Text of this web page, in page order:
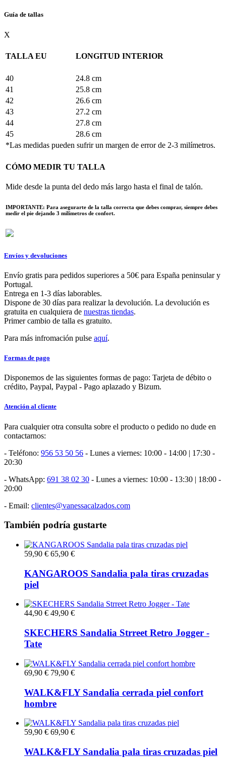
Guía de tallas
X
TALLA EU LONGITUD INTERIOR
40
24.8 cm
41
25.8 cm
42
26.6 cm
43
27.2 cm
44
27.8 cm
45
28.6 cm
*Las medidas pueden sufrir un margen de error de 2-3 milímetros.
CÓMO MEDIR TU TALLA
Mide desde la punta del dedo más largo hasta el final de talón.
IMPORTANTE: Para asegurarte de la talla correcta que debes comprar, siempre debes
medir el pie dejando 3 milímetros de confort.
Envíos y devoluciones
Envío gratis para pedidos superiores a 50€ para España peninsular y
Portugal.
Entrega en 1-3 días laborables.
Dispone de 30 días para realizar la devolución. La devolución es
gratuita en cualquiera de nuestras tiendas.
Primer cambio de talla es gratuito.
Para más infromación pulse aquí.
Formas de pago
Disponemos de las siguientes formas de pago: Tarjeta de débito o
crédito, Paypal, Paypal - Pago aplazado y Bizum.
Atención al cliente
Para cualquier otra consulta sobre el producto o pedido no dude en
contactarnos:
- Teléfono: 956 53 50 56 - Lunes a viernes: 10:00 - 14:00 | 17:30 -
20:30
- WhatsApp: 691 38 02 30 - Lunes a viernes: 10:00 - 13:30 | 18:00 -
20:00
- Email: clientes@vanessacalzados.com
También podría gustarte
59,90 € 65,90 €
KANGAROOS Sandalia pala tiras cruzadas
piel
44,90 € 49,90 €
SKECHERS Sandalia Strreet Retro Jogger -
Tate
69,90 € 79,90 €
WALK&FLY Sandalia cerrada piel confort
hombre
59,90 € 69,90 €
WALK&FLY Sandalia pala tiras cruzadas piel